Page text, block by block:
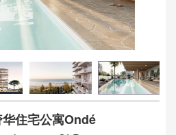
住宅公寓Ondé